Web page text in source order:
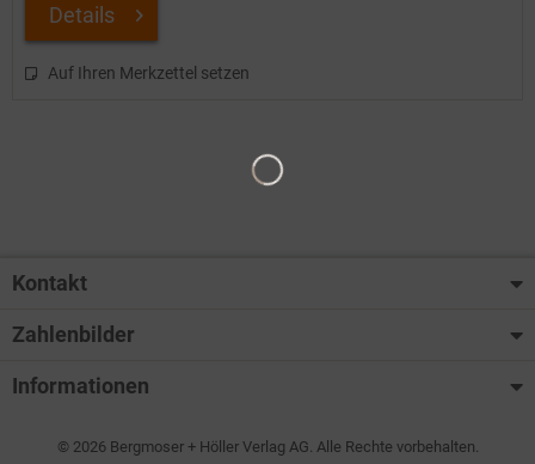
Details
Auf Ihren Merkzettel setzen
Kontakt
Zahlenbilder
Informationen
© 2026 Bergmoser + Höller Verlag AG. Alle Rechte vorbehalten.